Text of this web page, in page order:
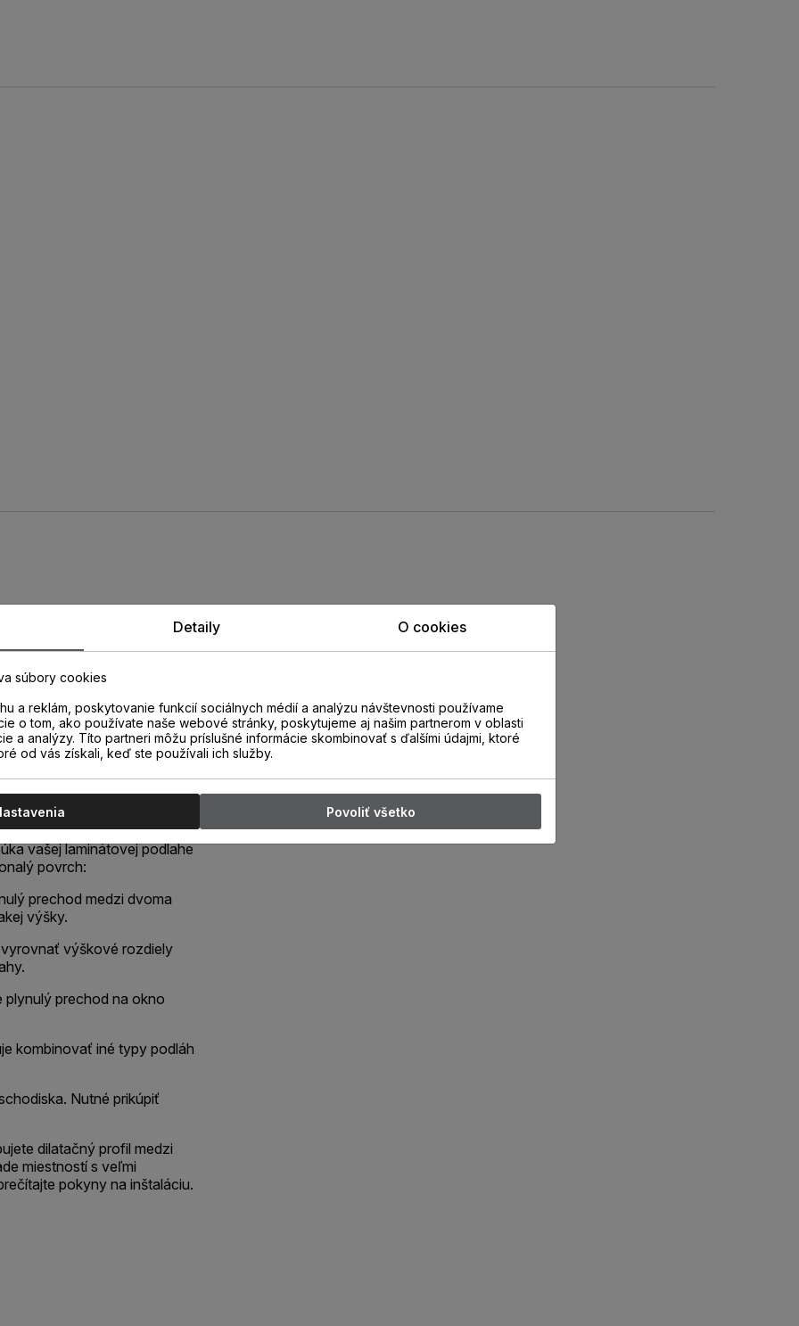
PERGO
podlahy, určený pre
krytín rovnakej
podlahy alebo ako schodová
vašej laminátovej podlahe
povrch:
prechod medzi dvoma
výšky.
výškové rozdiely
prechod na okno
kombinovať iné typy podláh
Nutné prikúpiť
dilatačný profil medzi
miestností s veľmi
pokyny na inštaláciu.
Detaily O cookies
súbory cookies
a reklám, poskytovanie funkcií sociálnych médií a analýzu návštevnosti používame
o tom, ako používate naše webové stránky, poskytujeme aj našim partnerom v oblasti
a analýzy. Títo partneri môžu príslušné informácie skombinovať s ďalšími údajmi, ktoré
od vás získali, keď ste používali ich služby.
Povoliť všetko